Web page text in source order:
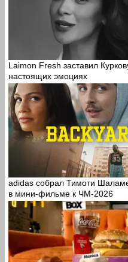
Laimon Fresh заставил
настоящих эмоциях
adidas собрал Тимоти
в мини-фильме к ЧМ-2026